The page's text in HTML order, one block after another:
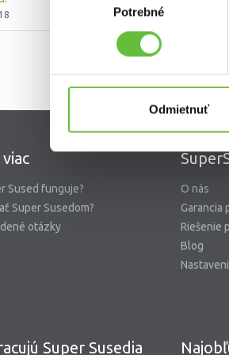
Potrebné
Odmietnuť
Sused funguje?
Super Susedom?
otázky
O nás
Garancia
Riešenie
Blog
Super Susedia